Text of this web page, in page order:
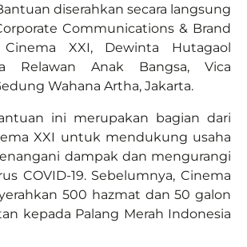
diserahkan secara langsung
Communications & Brand
Cinema XXI, Dewinta Hutagaol
Relawan Anak Bangsa, Vica
Wahana Artha, Jakarta.
ini merupakan bagian dari
XXI untuk mendukung usaha
dampak dan mengurangi
COVID-19. Sebelumnya, Cinema
500 hazmat dan 50 galon
kepada Palang Merah Indonesia